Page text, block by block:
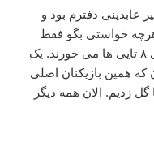
دفترم بود و
آوردی ؟ هرچه خواستی بگو فقط
این را دیگر نگو. حالا همه برای ما کری ۸ تایی ها می خورند. یک
که همین بازیکنان اصلی
تویش بازی می کردند ۸ تا گل زدیم. الان همه دیگر